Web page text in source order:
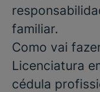
familiar.
Como vai
Licenciatura
cédula